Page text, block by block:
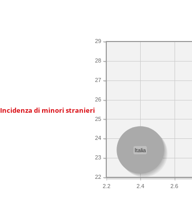
Incidenza di minori stranieri
2.2 2.4 2.6
22
23
24
25
26
27
28
29
Italia